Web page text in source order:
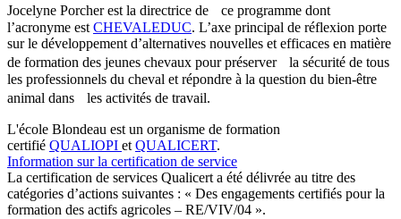
Jocelyne Porcher est la directrice de ce programme dont
l’acronyme est CHEVALEDUC. L’axe principal de réflexion porte
sur le développement d’alternatives nouvelles et efficaces en matière
de formation des jeunes chevaux pour préserver la sécurité de tous
les professionnels du cheval et répondre à la question du bien-être
animal dans les activités de travail.
L'école Blondeau est un organisme de formation
certifié QUALIOPI et QUALICERT.
Information sur la certification de service
La certification de services Qualicert a été délivrée au titre des
catégories d’actions suivantes : « Des engagements certifiés pour la
formation des actifs agricoles – RE/VIV/04 ».